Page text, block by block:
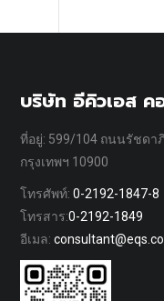
บริษัท อีคิวเอส ค
ที่อยู่: 599/104 ถนนรัชดา
กรุงเทพฯ 10900
โทรศัพท์:0-2192-1847-8
โทรสาร:0-2192-1849
อีเมล: